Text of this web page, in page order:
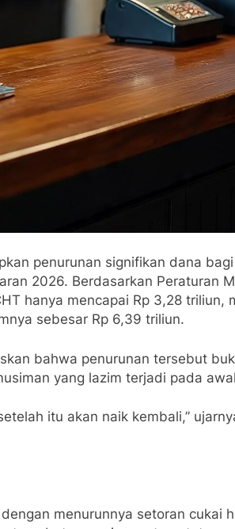
penurunan signifikan dana
2026. Berdasarkan Peraturan
hanya mencapai Rp 3,28 triliun,
sebesar Rp 6,39 triliun.
bahwa penurunan tersebut
yang lazim terjadi pada
itu akan naik kembali,”
menurunnya setoran cukai